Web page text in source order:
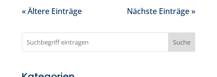
« Ältere Einträge Nächste Einträge »
Suche